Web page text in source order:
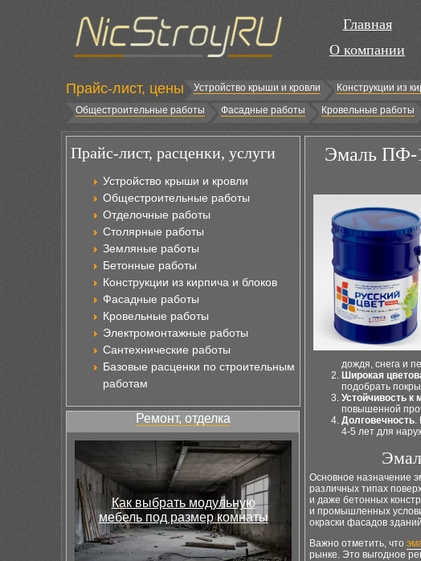
Главная
О компании
Прайс-лист, цены Устройство крыши и кровли Конструкции из
Общестроительные работы
Фасадные работы Кровельные работы
Прайс-лист, расценки, услуги
Устройство крыши и кровли
Общестроительные работы
Отделочные работы
Столярные работы
Земляные работы
Бетонные работы
Конструкции из кирпича и блоков
Фасадные работы
Кровельные работы
Электромонтажные работы
Сантехнические работы
Базовые расценки по строительным
работам
Ремонт, отделка
Как выбрать модульную
мебель под размер комнаты
Эмаль ПФ-
дождя, снега и
Широкая
подобрать
Устойчивость
повышенной
Долговечность.
4-5 лет для
Основное назначение
различных типах
и даже бетонных
и промышленных
окраски фасадов
Важно отметить, что
рынке. Это выгодное